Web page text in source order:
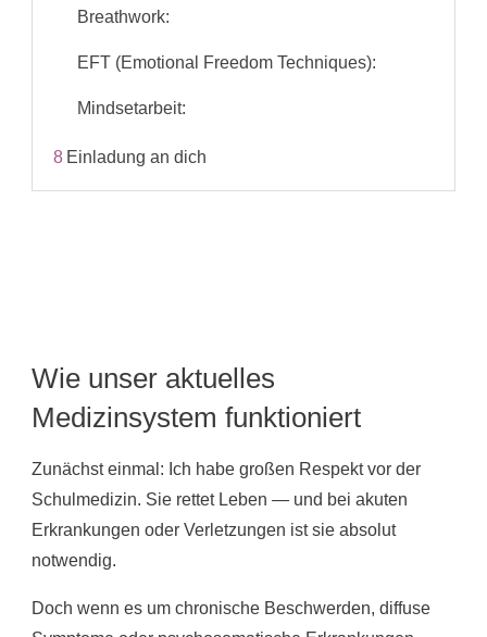
Breathwork:
EFT (Emotional Freedom Techniques):
Mindsetarbeit:
8 Einladung an dich
Wie unser aktuelles
Medizinsystem funktioniert
Zunächst einmal: Ich habe großen Respekt vor der
Schulmedizin. Sie rettet Leben — und bei akuten
Erkrankungen oder Verletzungen ist sie absolut
notwendig.
Doch wenn es um chronische Beschwerden, diffuse